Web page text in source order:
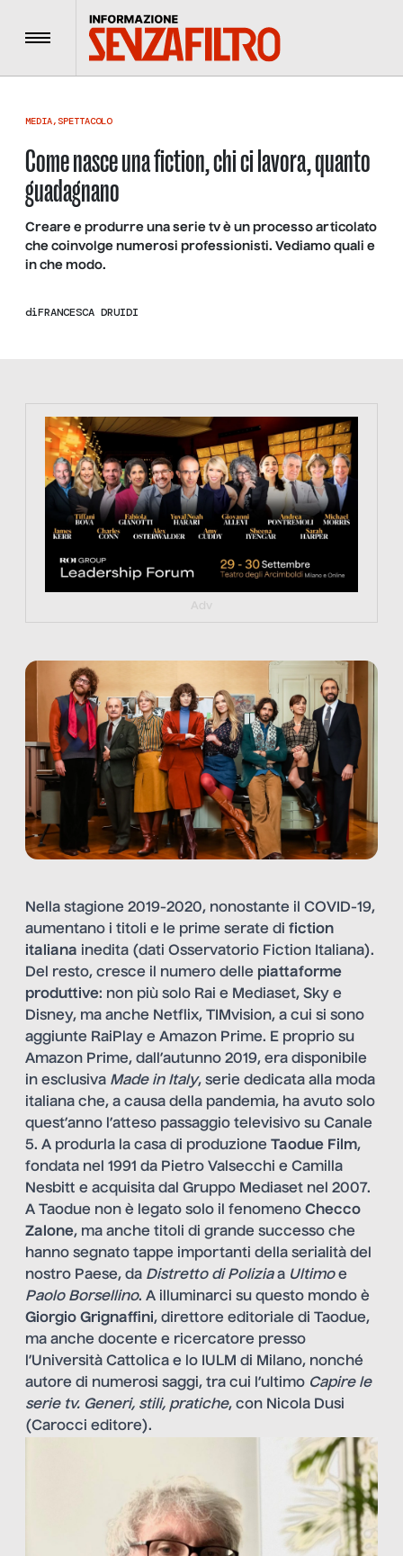
Menu
MEDIA, SPETTACOLO
Come nasce una fiction, chi ci lavora, quanto
guadagnano
Creare e produrre una serie tv è un processo articolato
che coinvolge numerosi professionisti. Vediamo quali e
in che modo.
diFRANCESCA DRUIDI
https://tinyurl.com/363fvfm9
Adv
Nella stagione 2019-2020, nonostante il COVID-19,
aumentano i titoli e le prime serate di fiction
italiana inedita (dati Osservatorio Fiction Italiana).
Del resto, cresce il numero delle piattaforme
produttive: non più solo Rai e Mediaset, Sky e
Disney, ma anche Netflix, TIMvision, a cui si sono
aggiunte RaiPlay e Amazon Prime. E proprio su
Amazon Prime, dall’autunno 2019, era disponibile
in esclusiva Made in Italy, serie dedicata alla moda
italiana che, a causa della pandemia, ha avuto solo
quest’anno l’atteso passaggio televisivo su Canale
5. A produrla la casa di produzione Taodue Film,
fondata nel 1991 da Pietro Valsecchi e Camilla
Nesbitt e acquisita dal Gruppo Mediaset nel 2007.
A Taodue non è legato solo il fenomeno Checco
Zalone, ma anche titoli di grande successo che
hanno segnato tappe importanti della serialità del
nostro Paese, da Distretto di Poliziaa Ultimoe
Paolo Borsellino. A illuminarci su questo mondo è
Giorgio Grignaffini, direttore editoriale di Taodue,
ma anche docente e ricercatore presso
l’Università Cattolica e lo IULM di Milano, nonché
autore di numerosi saggi, tra cui l’ultimo Capire le
serie tv. Generi, stili, pratiche, con Nicola Dusi
(Carocci editore).